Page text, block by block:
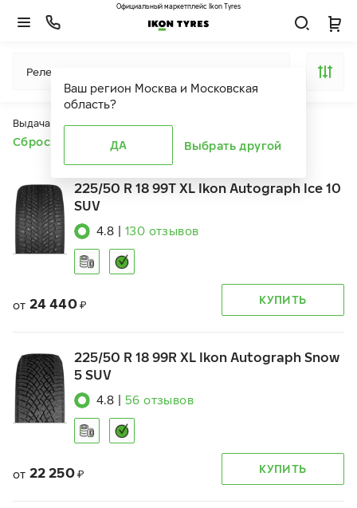
Ваш регион Москва и Московская
область?
ДА Выбрать другой
Официальный маркетплейс Ikon Tyres
Релевантность
Выдача продуктов ограничена действием фильтров
Сбросить все фильтры
225/50 R 18 99T XL Ikon Autograph Ice 10
SUV
4.8 130 отзывов
от 24 440 ₽ КУПИТЬ
225/50 R 18 99R XL Ikon Autograph Snow
5 SUV
4.8 56 отзывов
от 22 250 ₽ КУПИТЬ